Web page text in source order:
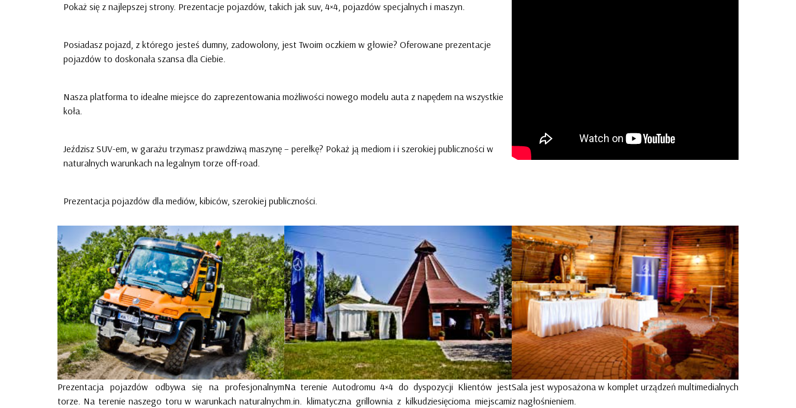
Pokaż się z najlepszej strony. Prezentacje pojazdów, takich jak suv, 4×4, pojazdów specjalnych i maszyn.
Posiadasz pojazd, z którego jesteś dumny, zadowolony, jest Twoim oczkiem w głowie? Oferowane prezentacje
pojazdów to doskonała szansa dla Ciebie.
Nasza platforma to idealne miejsce do zaprezentowania możliwości nowego modelu auta z napędem na wszystkie
koła.
Jeździsz SUV-em, w garażu trzymasz prawdziwą maszynę – perełkę? Pokaż ją mediom i i szerokiej publiczności w
naturalnych warunkach na legalnym torze off-road.
Prezentacja pojazdów dla mediów, kibiców, szerokiej publiczności.
Prezentacja pojazdów odbywa się na profesjonalnym
torze. Na terenie naszego toru w warunkach naturalnych
Na terenie Autodromu 4×4 do dyspozycji Klientów jest
m.in. klimatyczna grillownia z kilkudziesięcioma miejscami
Sala jest wyposażona w komplet urządzeń multimedialnych
z nagłośnieniem.